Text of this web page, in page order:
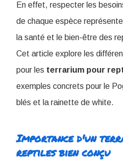
En effet, respecter les
de chaque espèce
la santé et le bien-être des
Cet article explore les
pour les terrarium pour
exemples concrets pour le
blés et la rainette de white.
Importance d'un
reptiles bien conçu